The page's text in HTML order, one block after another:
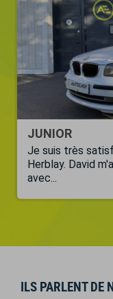
JUNIOR
Je suis très
Herblay. David
avec...
ILS PARLENT DE